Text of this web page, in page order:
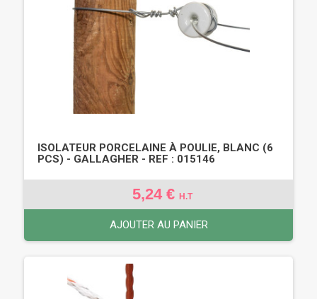
ISOLATEUR PORCELAINE À POULIE, BLANC (6
PCS) - GALLAGHER - REF : 015146
5,24 € H.T
AJOUTER AU PANIER